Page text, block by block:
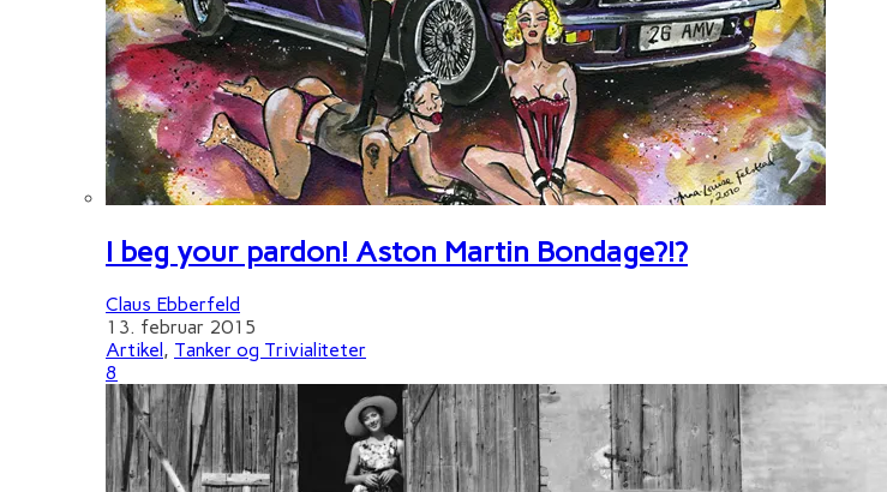
I beg your pardon! Aston Martin Bondage?!?
Claus Ebberfeld
13. februar 2015
Artikel, Tanker og Trivialiteter
8